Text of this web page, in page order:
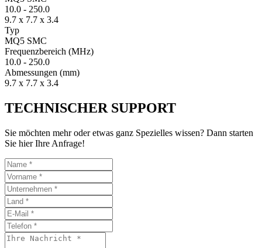
10.0 - 250.0
9.7 x 7.7 x 3.4
Typ
MQ5 SMC
Fre­quenz­bereich (MHz)
10.0 - 250.0
Ab­mes­sungen (mm)
9.7 x 7.7 x 3.4
TECHNISCHER SUPPORT
Sie möchten mehr oder etwas ganz Spezielles wissen? Dann starten
Sie hier Ihre Anfrage!